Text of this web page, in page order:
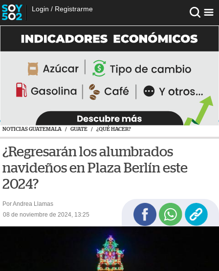
Login / Registrarme
NOTICIAS GUATEMALA / GUATE / ¿QUÉ HACER?
¿Regresarán los alumbrados
navideños en Plaza Berlín este
2024?
Por Andrea Llamas
08 de noviembre de 2024, 13:25